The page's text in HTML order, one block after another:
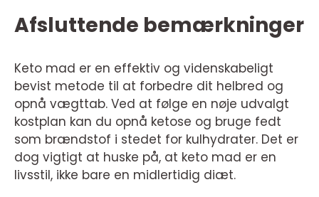
Afsluttende bemærkninger
Keto mad er en effektiv og videnskabeligt
bevist metode til at forbedre dit helbred og
opnå vægttab. Ved at følge en nøje udvalgt
kostplan kan du opnå ketose og bruge fedt
som brændstof i stedet for kulhydrater. Det er
dog vigtigt at huske på, at keto mad er en
livsstil, ikke bare en midlertidig diæt.